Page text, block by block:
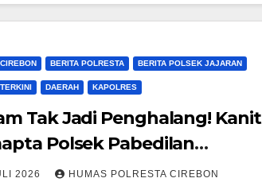
BERITA POLRESTA BERITA POLSEK JAJARAN
DAERAH KAPOLRES
Tak Jadi Penghalang! Kanit
Polsek Pabedilan
Kamtibmas Lewat
2026 HUMAS POLRESTA CIREBON